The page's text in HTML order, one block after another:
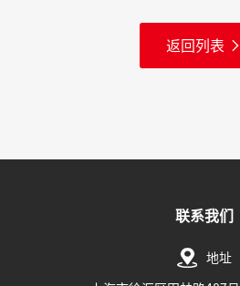
返回列表
联系我们
地址